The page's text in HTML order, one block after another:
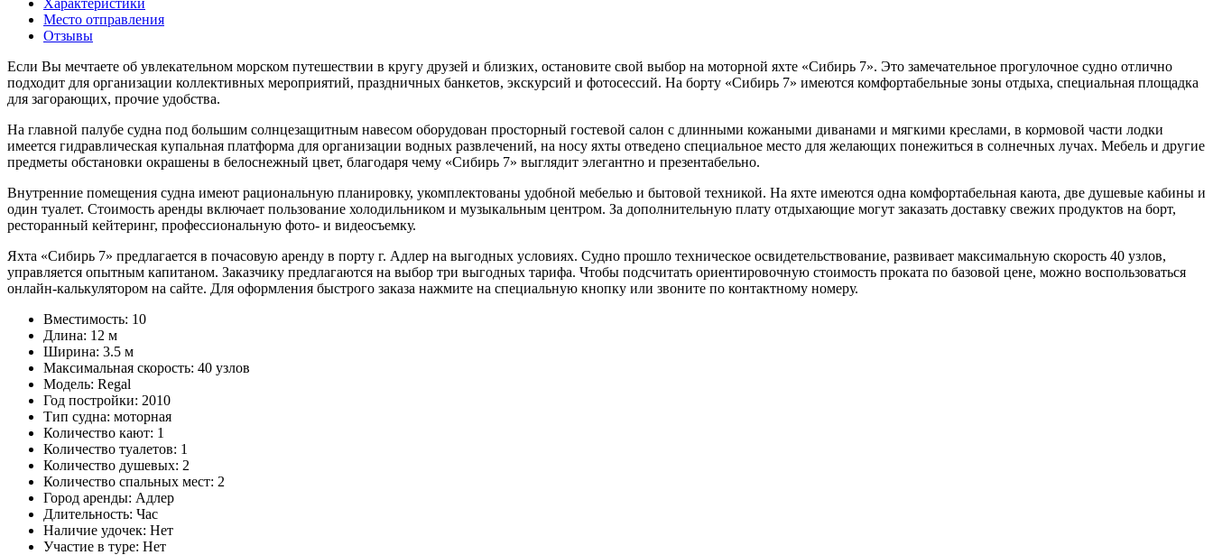
Место отправления
Отзывы
Если Вы мечтаете об увлекательном морском путешествии в кругу друзей и близких, остановите свой выбор на моторной яхте «Сибирь 7». Это замечательное прогулочное судно отлично
подходит для организации коллективных мероприятий, праздничных банкетов, экскурсий и фотосессий. На борту «Сибирь 7» имеются комфортабельные зоны отдыха, специальная площадка
для загорающих, прочие удобства.
На главной палубе судна под большим солнцезащитным навесом оборудован просторный гостевой салон с длинными кожаными диванами и мягкими креслами, в кормовой части лодки
имеется гидравлическая купальная платформа для организации водных развлечений, на носу яхты отведено специальное место для желающих понежиться в солнечных лучах. Мебель и другие
предметы обстановки окрашены в белоснежный цвет, благодаря чему «Сибирь 7» выглядит элегантно и презентабельно.
Внутренние помещения судна имеют рациональную планировку, укомплектованы удобной мебелью и бытовой техникой. На яхте имеются одна комфортабельная каюта, две душевые кабины и
один туалет. Стоимость аренды включает пользование холодильником и музыкальным центром. За дополнительную плату отдыхающие могут заказать доставку свежих продуктов на борт,
ресторанный кейтеринг, профессиональную фото- и видеосъемку.
Яхта «Сибирь 7» предлагается в почасовую аренду в порту г. Адлер на выгодных условиях. Судно прошло техническое освидетельствование, развивает максимальную скорость 40 узлов,
управляется опытным капитаном. Заказчику предлагаются на выбор три выгодных тарифа. Чтобы подсчитать ориентировочную стоимость проката по базовой цене, можно воспользоваться
онлайн-калькулятором на сайте. Для оформления быстрого заказа нажмите на специальную кнопку или звоните по контактному номеру.
Вместимость: 10
Длина: 12 м
Ширина: 3.5 м
Максимальная скорость: 40 узлов
Модель: Regal
Год постройки: 2010
Тип судна: моторная
Количество кают: 1
Количество туалетов: 1
Количество душевых: 2
Количество спальных мест: 2
Город аренды: Адлер
Длительность: Час
Наличие удочек: Нет
Участие в туре: Нет